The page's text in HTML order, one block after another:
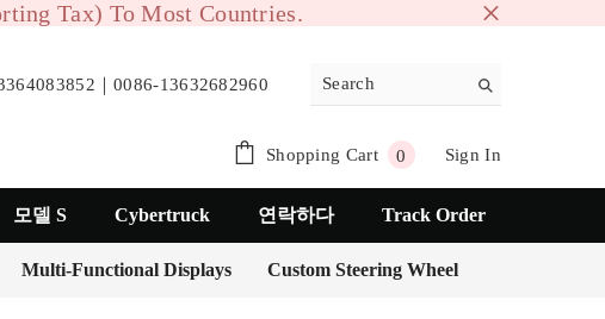
Tax) To Most Countries.
｜0086-13632682960
Shopping Cart 0 0
Sign In
모델 S Cybertruck 연락하다 Track Order
Multi-Functional Displays Custom Steering Wheel